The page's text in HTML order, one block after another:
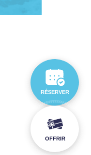
RÉSERVER
OFFRIR